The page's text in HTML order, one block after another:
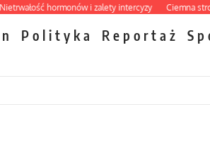
hormonów i zalety intercyzy Ciemna strona
Polityka Reportaż